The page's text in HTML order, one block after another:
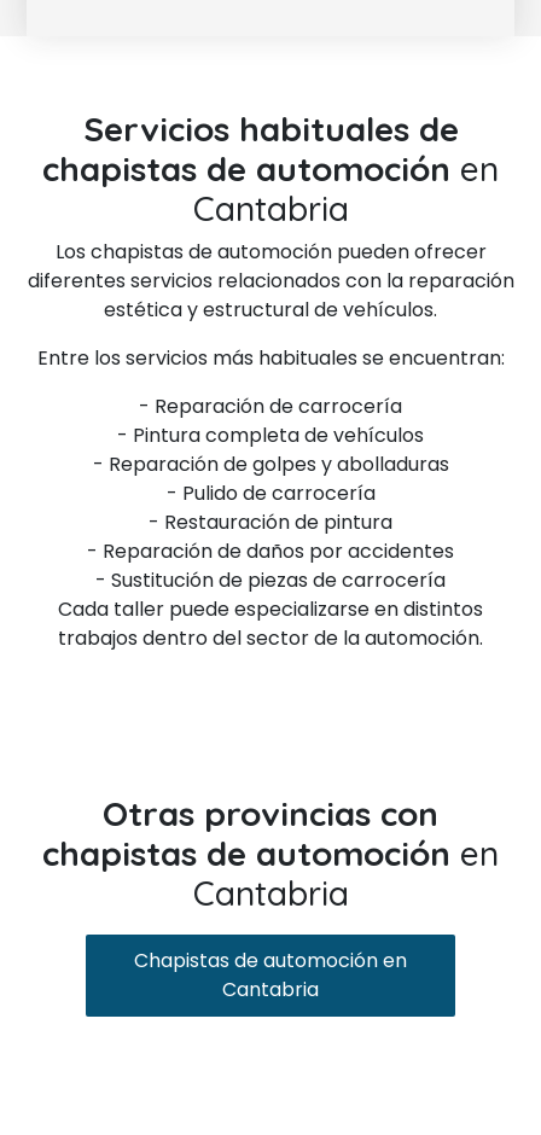
Servicios habituales de
chapistas de automoción en
Cantabria
Los chapistas de automoción pueden ofrecer
diferentes servicios relacionados con la reparación
estética y estructural de vehículos.
Entre los servicios más habituales se encuentran:
- Reparación de carrocería
- Pintura completa de vehículos
- Reparación de golpes y abolladuras
- Pulido de carrocería
- Restauración de pintura
- Reparación de daños por accidentes
- Sustitución de piezas de carrocería
Cada taller puede especializarse en distintos
trabajos dentro del sector de la automoción.
Otras provincias con
chapistas de automoción en
Cantabria
Chapistas de automoción en
Cantabria